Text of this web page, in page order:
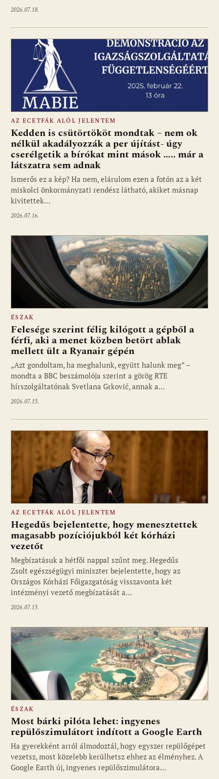
2026.07.18.
AZ ECETFÁK ALÓL JELENTEM
Kedden is csütörtököt mondtak – nem ok
nélkül akadályozzák a per újítást- úgy
cserélgetik a bírókat mint mások ….. már a
látszatra sem adnak
Ismerős ez a kép? Ha nem, elárulom ezen a fotón az a két
miskolci önkormányzati rendész látható, akiket másnap
kivitettek…
2026.07.16.
ÉSZAK
Felesége szerint félig kilógott a gépből a
férfi, aki a menet közben betört ablak
mellett ült a Ryanair gépén
„Azt gondoltam, ha meghalunk, együtt halunk meg” –
mondta a BBC beszámolója szerint a görög RTE
hírszolgáltatónak Svetlana Grković, annak a…
2026.07.15.
AZ ECETFÁK ALÓL JELENTEM
Hegedűs bejelentette, hogy menesztettek
magasabb pozíciójukból két kórházi
vezetőt
Megbízatásuk a hétfői nappal szűnt meg. Hegedűs
Zsolt egészségügyi miniszter bejelentette, hogy az
Országos Kórházi Főigazgatóság visszavonta két
intézményi vezető megbízatását a…
2026.07.15.
ÉSZAK
Most bárki pilóta lehet: ingyenes
repülőszimulátort indított a Google Earth
Ha gyerekként arról álmodoztál, hogy egyszer repülőgépet
vezetsz, most közelebb kerülhetsz ehhez az élményhez. A
Google Earth új, ingyenes repülőszimulátora…